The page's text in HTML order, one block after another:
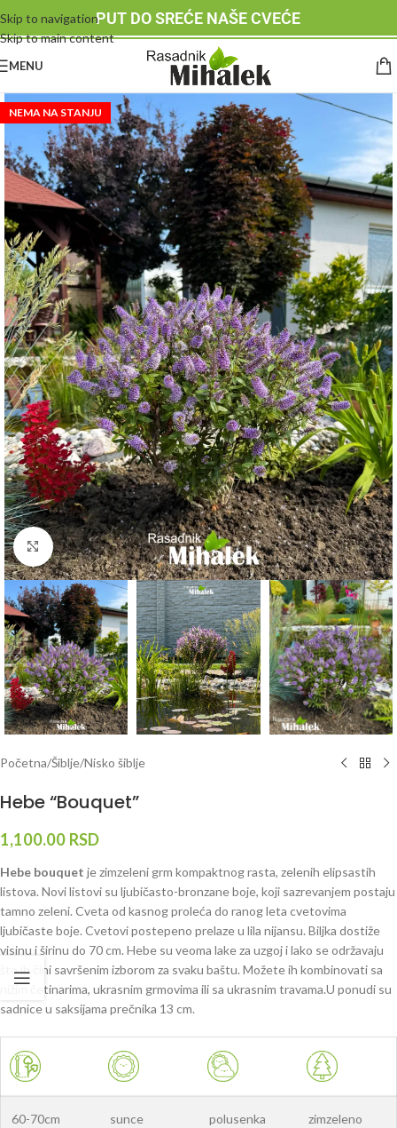
Skip to navigation
Skip to main content
PUT DO SREĆE NAŠE CVEĆE
MENU
NEMA NA STANJU
Klknite da uvećate
Početna/Šiblje/Nisko šiblje
Hebe “Bouquet”
1,100.00 RSD
Hebe bouquet je zimzeleni grm kompaktnog rasta, zelenih elipsastih
listova. Novi listovi su ljubičasto-bronzane boje, koji sazrevanjem postaju
tamno zeleni. Cveta od kasnog proleća do ranog leta cvetovima
ljubičaste boje. Cvetovi postepeno prelaze u lila nijansu. Biljka dostiže
visinu i širinu do 70 cm. Hebe su veoma lake za uzgoj i lako se održavaju
što ih čini savršenim izborom za svaku baštu. Možete ih kombinovati sa
nižim četinarima, ukrasnim grmovima ili sa ukrasnim travama.U ponudi su
sadnice u saksijama prečnika 13 cm.
60-70cm sunce polusenka zimzeleno